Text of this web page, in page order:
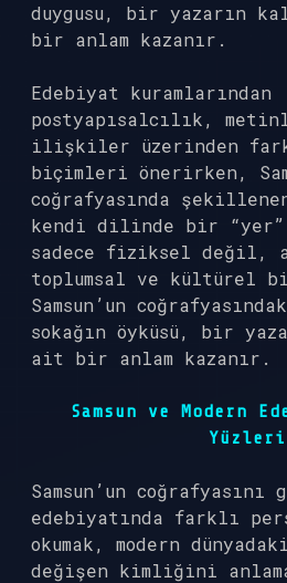
duygusu, bir yazarın
bir anlam kazanır.
Edebiyat kuramlarından
postyapısalcılık,
ilişkiler üzerinden
biçimleri önerirken,
coğrafyasında
kendi dilinde bir
sadece fiziksel değil,
toplumsal ve kültürel
Samsun’un
sokağın öyküsü, bir
ait bir anlam kazanır.
Samsun ve Modern
Yüzleri
Samsun’un coğrafyasını
edebiyatında farklı
okumak, modern
değişen kimliğini